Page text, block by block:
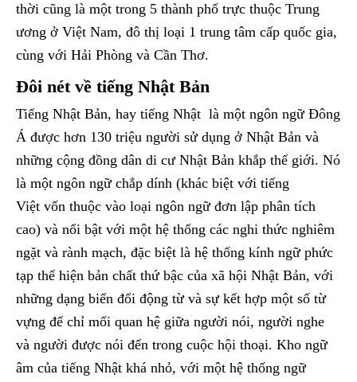
thời cũng là một trong 5 thành phố trực thuộc Trung
ương ở Việt Nam, đô thị loại 1 trung tâm cấp quốc gia,
cùng với Hải Phòng và Cần Thơ.
Đôi nét về tiếng Nhật Bản
Tiếng Nhật Bản, hay tiếng Nhật là một ngôn ngữ Đông
Á được hơn 130 triệu người sử dụng ở Nhật Bản và
những cộng đồng dân di cư Nhật Bản khắp thế giới. Nó
là một ngôn ngữ chắp dính (khác biệt với tiếng
Việt vốn thuộc vào loại ngôn ngữ đơn lập phân tích
cao) và nổi bật với một hệ thống các nghi thức nghiêm
ngặt và rành mạch, đặc biệt là hệ thống kính ngữ phức
tạp thể hiện bản chất thứ bậc của xã hội Nhật Bản, với
những dạng biến đổi động từ và sự kết hợp một số từ
vựng để chỉ mối quan hệ giữa người nói, người nghe
và người được nói đến trong cuộc hội thoại. Kho ngữ
âm của tiếng Nhật khá nhỏ, với một hệ thống ngữ